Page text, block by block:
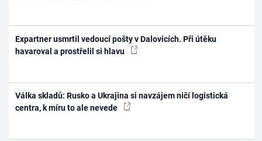
Expartner usmrtil vedoucí pošty v Dalovicích. Při útěku
havaroval a prostřelil si hlavu
Válka skladů: Rusko a Ukrajina si navzájem ničí logistická
centra, k míru to ale nevede